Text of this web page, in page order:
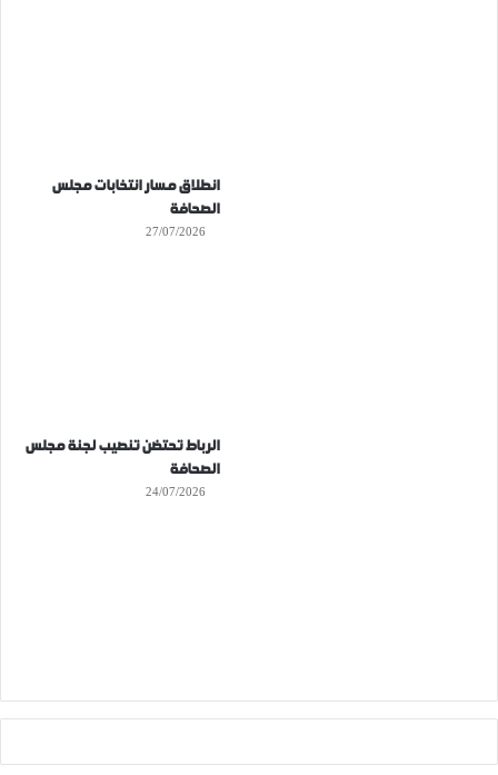
انطلاق مسار انتخابات مجلس
الصحافة
27/07/2026
الرباط تحتضن تنصيب لجنة مجلس
الصحافة
24/07/2026